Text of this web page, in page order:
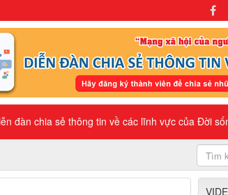
đàn chia sẻ thông tin về các lĩnh vực của Đời